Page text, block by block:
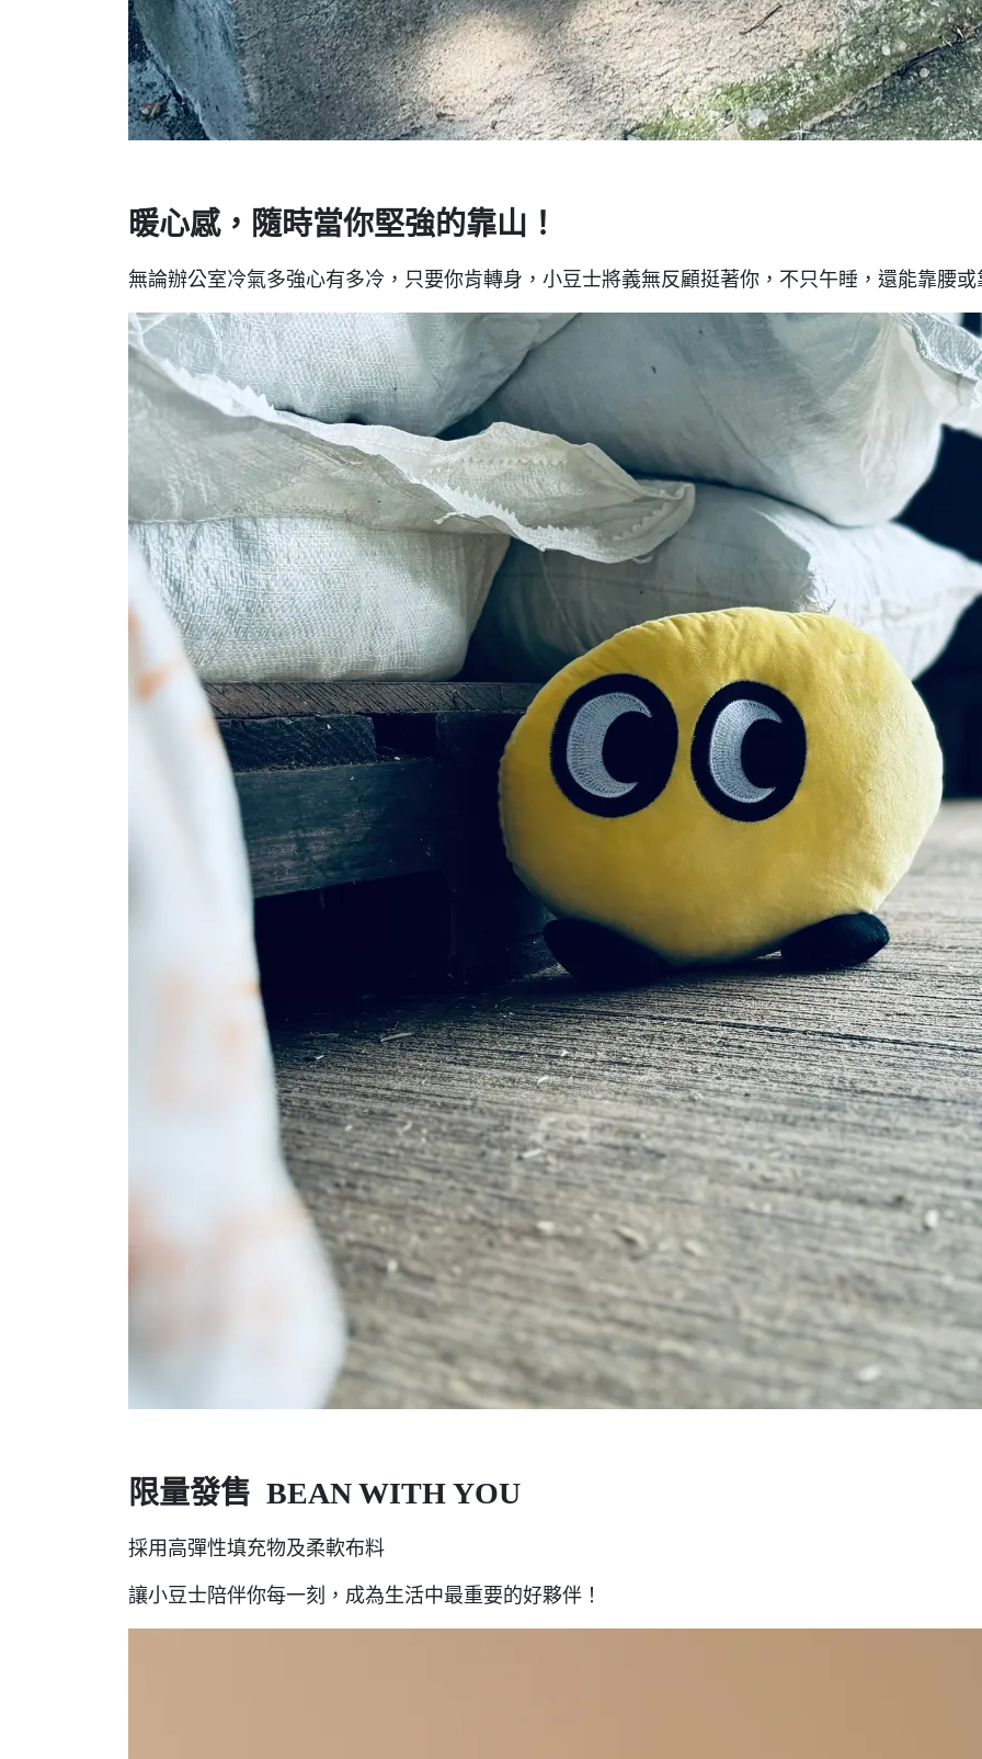
暖心感，隨時當你堅強的靠山！
無論辦公室冷氣多強心有多冷，只要你肯轉身，小豆士將義無反顧挺著你，不只午睡，還能靠腰或
限量發售 BEAN WITH YOU
採用高彈性填充物及柔軟布料
讓小豆士陪伴你每一刻，成為生活中最重要的好夥伴！